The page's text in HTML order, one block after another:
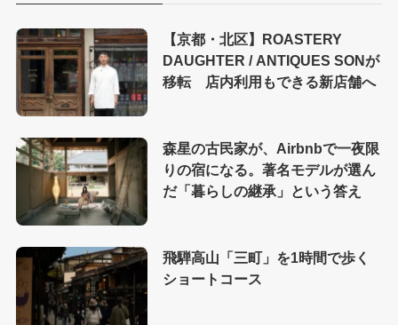
【京都・北区】ROASTERY
DAUGHTER / ANTIQUES SONが
移転 店内利用もできる新店舗へ
森星の古民家が、Airbnbで一夜限
りの宿になる。著名モデルが選ん
だ「暮らしの継承」という答え
飛騨高山「三町」を1時間で歩く
ショートコース